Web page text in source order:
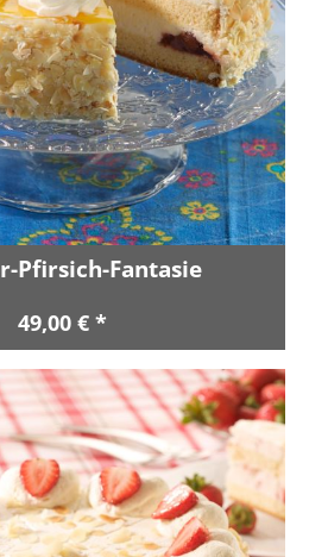
Pfirsich-Fantasie
49,00 € *